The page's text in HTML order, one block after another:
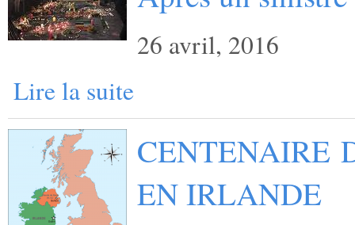
26 avril, 2016
Lire la suite
CENTENAIRE
EN IRLANDE